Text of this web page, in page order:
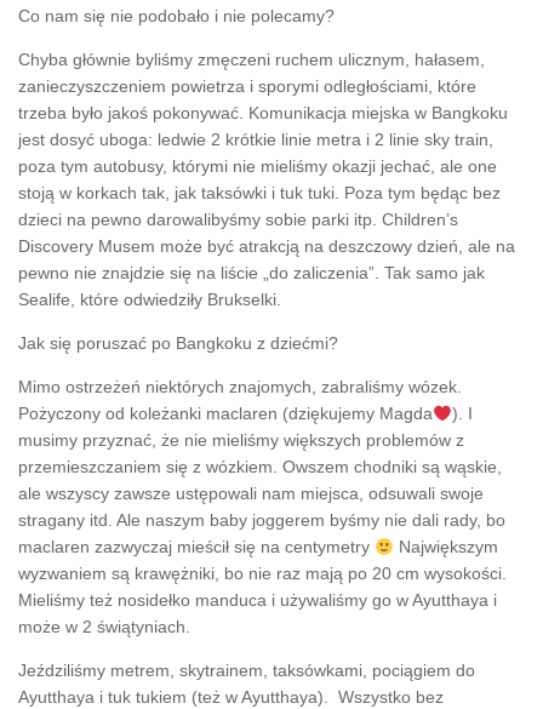
Co nam się nie podobało i nie polecamy?
Chyba głównie byliśmy zmęczeni ruchem ulicznym, hałasem,
zanieczyszczeniem powietrza i sporymi odległościami, które
trzeba było jakoś pokonywać. Komunikacja miejska w Bangkoku
jest dosyć uboga: ledwie 2 krótkie linie metra i 2 linie sky train,
poza tym autobusy, którymi nie mieliśmy okazji jechać, ale one
stoją w korkach tak, jak taksówki i tuk tuki. Poza tym będąc bez
dzieci na pewno darowalibyśmy sobie parki itp. Children’s
Discovery Musem może być atrakcją na deszczowy dzień, ale na
pewno nie znajdzie się na liście „do zaliczenia”. Tak samo jak
Sealife, które odwiedziły Brukselki.
Jak się poruszać po Bangkoku z dziećmi?
Mimo ostrzeżeń niektórych znajomych, zabraliśmy wózek.
Pożyczony od koleżanki maclaren (dziękujemy Magda
). I
musimy przyznać, że nie mieliśmy większych problemów z
przemieszczaniem się z wózkiem. Owszem chodniki są wąskie,
ale wszyscy zawsze ustępowali nam miejsca, odsuwali swoje
stragany itd. Ale naszym baby joggerem byśmy nie dali rady, bo
maclaren zazwyczaj mieścił się na centymetry
Największym
wyzwaniem są krawężniki, bo nie raz mają po 20 cm wysokości.
Mieliśmy też nosidełko manduca i używaliśmy go w Ayutthaya i
może w 2 świątyniach.
Jeździliśmy metrem, skytrainem, taksówkami, pociągiem do
Ayutthaya i tuk tukiem (też w Ayutthaya). Wszystko bez